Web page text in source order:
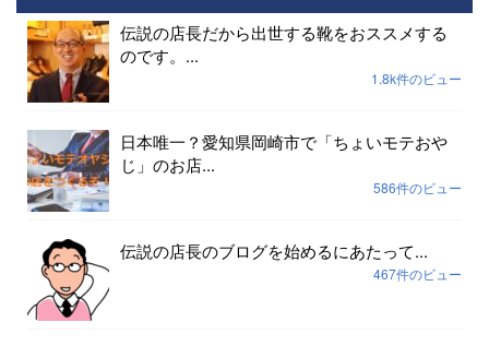
伝説の店長だから出世する靴をおススメする
のです。...
1.8k件のビュー
日本唯一？愛知県岡崎市で「ちょいモテおや
じ」のお店...
586件のビュー
伝説の店長のブログを始めるにあたって...
467件のビュー